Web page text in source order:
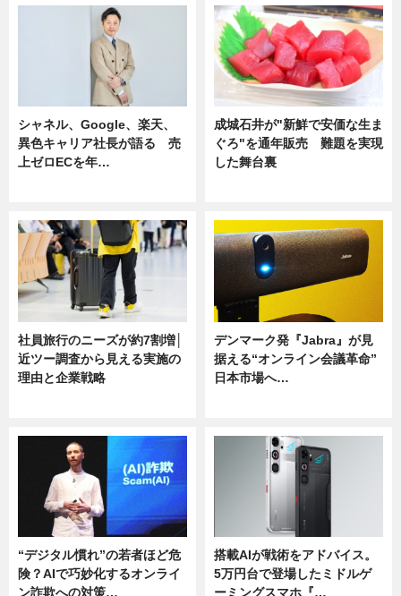
シャネル、Google、楽天、
異色キャリア社長が語る 売
上ゼロECを年…
成城石井が"新鮮で安価な生ま
ぐろ"を通年販売 難題を実現
した舞台裏
社員旅行のニーズが約7割増│
近ツー調査から見える実施の
理由と企業戦略
デンマーク発『Jabra』が見
据える“オンライン会議革命”
日本市場へ…
“デジタル慣れ”の若者ほど危
険？AIで巧妙化するオンライ
ン詐欺への対策…
搭載AIが戦術をアドバイス。
5万円台で登場したミドルゲ
ーミングスマホ『…